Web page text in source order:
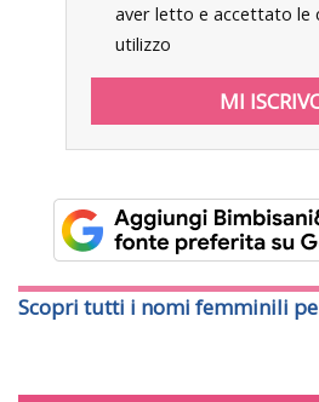
aver letto e accettato le
utilizzo
Scopri tutti i nomi femminili